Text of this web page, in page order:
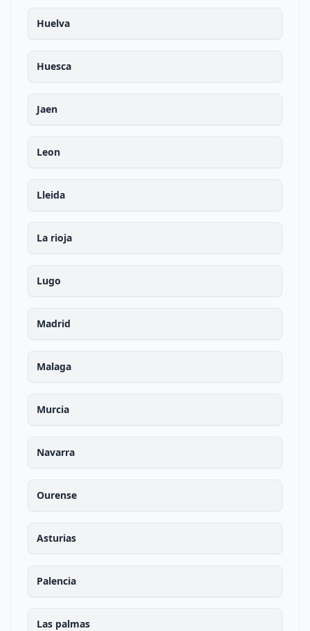
Huelva
Huesca
Jaen
Leon
Lleida
La rioja
Lugo
Madrid
Malaga
Murcia
Navarra
Ourense
Asturias
Palencia
Las palmas